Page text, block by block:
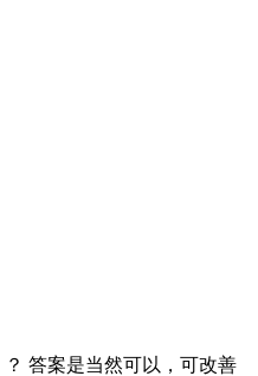
答案是当然可以，可改善